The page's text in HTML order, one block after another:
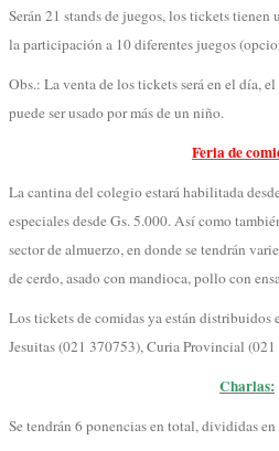
Serán 21 stands de juegos, los tickets
la participación a 10 diferentes juegos
Obs.: La venta de los tickets será en el día,
puede ser usado por más de un niño.
Feria de
La cantina del colegio estará habilitada
especiales desde Gs. 5.000. Así como
sector de almuerzo, en donde se tendrán
de cerdo, asado con mandioca, pollo con
Los tickets de comidas ya están distribuidos
Jesuitas (021 370753), Curia Provincial
Charlas:
Se tendrán 6 ponencias en total, divididas en